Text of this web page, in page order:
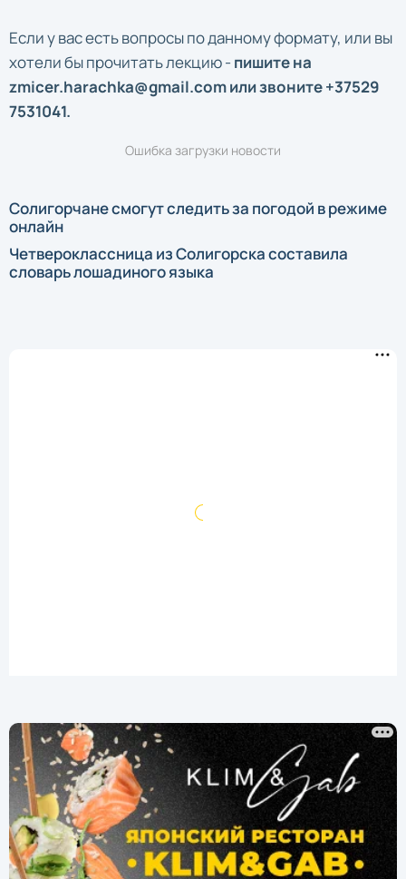
Если у вас есть вопросы по данному формату, или вы
хотели бы прочитать лекцию - пишите на
zmicer.harachka@gmail.com или звоните +37529
7531041.
Ошибка загрузки новости
Солигорчане смогут следить за погодой в режиме
онлайн
Четвероклассница из Солигорска составила
словарь лошадиного языка